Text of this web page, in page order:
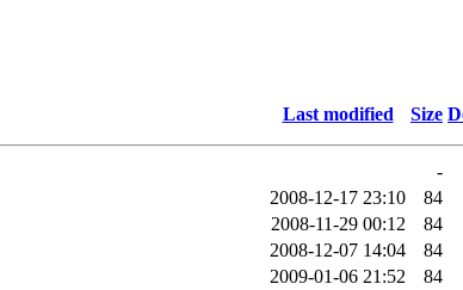
Last modified Size
-
2008-12-17 23:10
84
2008-11-29 00:12
84
2008-12-07 14:04
84
2009-01-06 21:52
84